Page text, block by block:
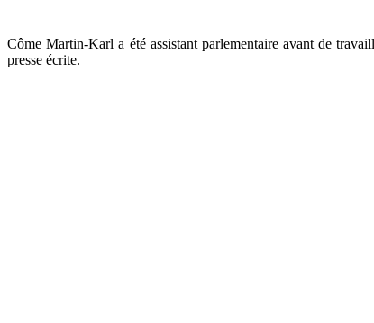
Côme Martin-Karl a été assistant parlementaire avant de
presse écrite.